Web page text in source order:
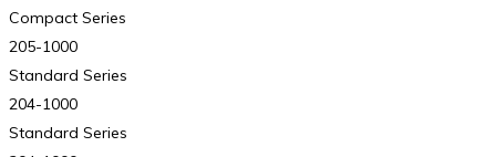
Compact Series
205-1000
Standard Series
204-1000
Standard Series